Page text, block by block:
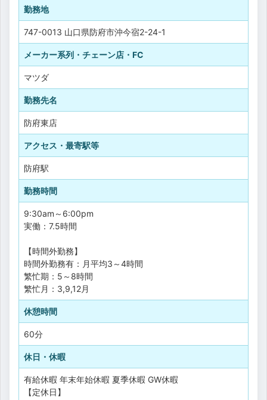
勤務地
747-0013 山口県防府市沖今宿2-24-1
メーカー系列・チェーン店・FC
マツダ
勤務先名
防府東店
アクセス・最寄駅等
防府駅
勤務時間
9:30am～6:00pm
実働：7.5時間
【時間外勤務】
時間外勤務有：月平均3～4時間
繁忙期：5～8時間
繁忙月：3,9,12月
休憩時間
60分
休日・休暇
有給休暇 年末年始休暇 夏季休暇 GW休暇
【定休日】